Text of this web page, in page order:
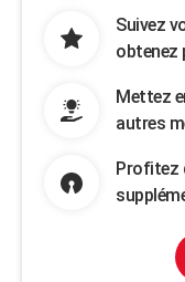
Suivez
obtenez
Mettez
autres
Profitez